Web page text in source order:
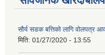
सौर्य सडक बत्तिको लागि वोलपत्र
मिति: 01/27/2020 - 13:55